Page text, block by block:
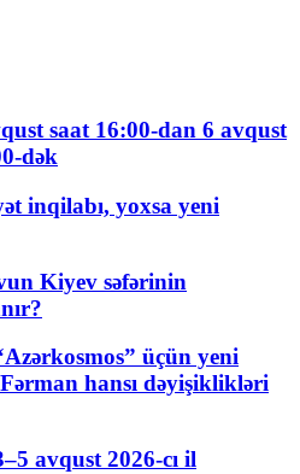
saat 16:00-dan 6 avqust
dək
inqilabı, yoxsa yeni
Kiyev səfərinin
üçün yeni
hansı dəyişiklikləri
avqust 2026-cı il